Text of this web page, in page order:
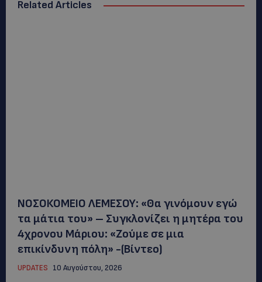
Related Articles
ΝΟΣΟΚΟΜΕΙΟ ΛΕΜΕΣΟΥ: «Θα γινόμουν εγώ
τα μάτια του» – Συγκλονίζει η μητέρα του
4χρονου Μάριου: «Ζούμε σε μια
επικίνδυνη πόλη» -(Βίντεο)
UPDATES 10 Αυγούστου, 2026